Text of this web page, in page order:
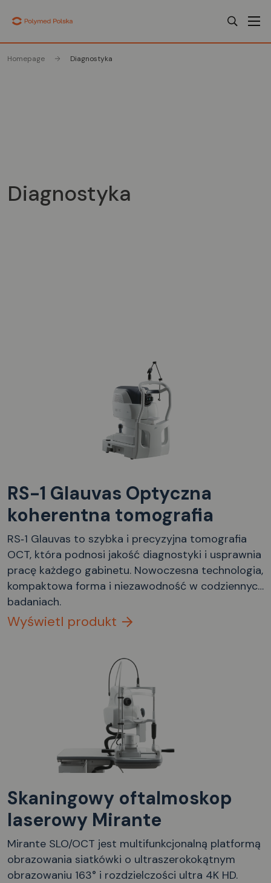
Homepage Diagnostyka
Diagnostyka
RS-1 Glauvas Optyczna
koherentna tomografia
RS‑1 Glauvas to szybka i precyzyjna tomografia
OCT, która podnosi jakość diagnostyki i usprawnia
pracę każdego gabinetu. Nowoczesna technologia,
kompaktowa forma i niezawodność w codziennych
badaniach.
Wyświetl produkt
Skaningowy oftalmoskop
laserowy Mirante
Mirante SLO/OCT jest multifunkcjonalną platformą
obrazowania siatkówki o ultraszerokokątnym
obrazowaniu 163° i rozdzielczości ultra 4K HD.